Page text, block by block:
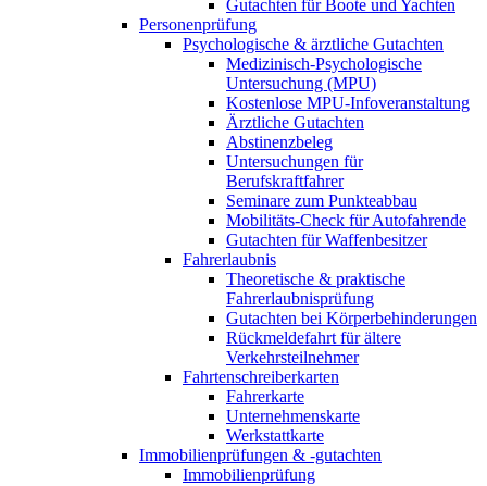
Gutachten für Boote und Yachten
Personenprüfung
Psychologische & ärztliche Gutachten
Medizinisch-Psychologische
Untersuchung (MPU)
Kostenlose MPU-Infoveranstaltung
Ärztliche Gutachten
Abstinenzbeleg
Untersuchungen für
Berufskraftfahrer
Seminare zum Punkteabbau
Mobilitäts-Check für Autofahrende
Gutachten für Waffenbesitzer
Fahrerlaubnis
Theoretische & praktische
Fahrerlaubnisprüfung
Gutachten bei Körperbehinderungen
Rückmeldefahrt für ältere
Verkehrsteilnehmer
Fahrtenschreiberkarten
Fahrerkarte
Unternehmenskarte
Werkstattkarte
Immobilienprüfungen & -gutachten
Immobilienprüfung